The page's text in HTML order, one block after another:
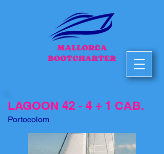
LAGOON 42 - 4 + 1 CAB.
Portocolom